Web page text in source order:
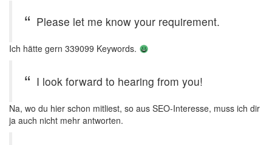
Please let me know your requirement.
Ich hätte gern 339099 Keywords.
I look forward to hearing from you!
Na, wo du hier schon mitliest, so aus SEO-Interesse, muss ich dir
ja auch nicht mehr antworten.